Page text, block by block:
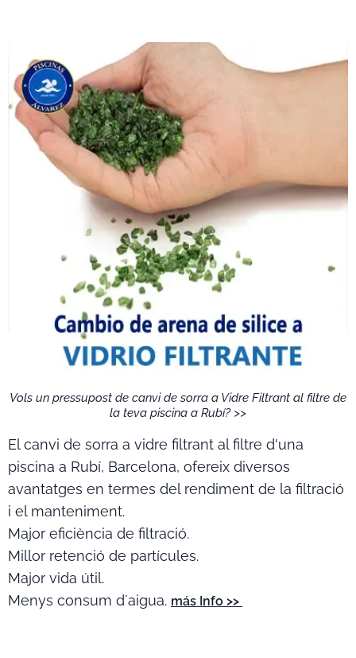
Vols un pressupost de canvi de sorra a Vidre Filtrant al filtre de
la teva piscina a Rubí? >>
El canvi de sorra a vidre filtrant al filtre d'una
piscina a Rubí, Barcelona, ofereix diversos
avantatges en termes del rendiment de la filtració
i el manteniment.
Major eficiència de filtració.
Millor retenció de partícules.
Major vida útil.
Menys consum d´aigua. más Info >>